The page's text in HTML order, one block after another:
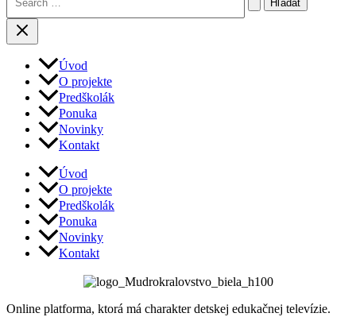
Úvod
O projekte
Predškolák
Ponuka
Novinky
Kontakt
Úvod
O projekte
Predškolák
Ponuka
Novinky
Kontakt
Online platforma, ktorá má charakter detskej edukačnej televízie.